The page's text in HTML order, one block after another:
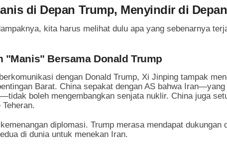
di Depan Trump, Menyindir di
kita harus melihat dulu apa yang sebenarnya
"Manis" Bersama Donald Trump
dengan Donald Trump, Xi Jinping tampak
Barat. China sepakat dengan AS bahwa
boleh mengembangkan senjata nuklir. China juga
diplomasi. Trump merasa mendapat dukungan
di dunia untuk menekan Iran.